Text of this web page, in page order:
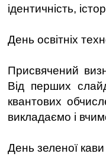
ідентичність,
День освітніх
Присвячений
Від перших
квантових
викладаємо і
День зеленої кави